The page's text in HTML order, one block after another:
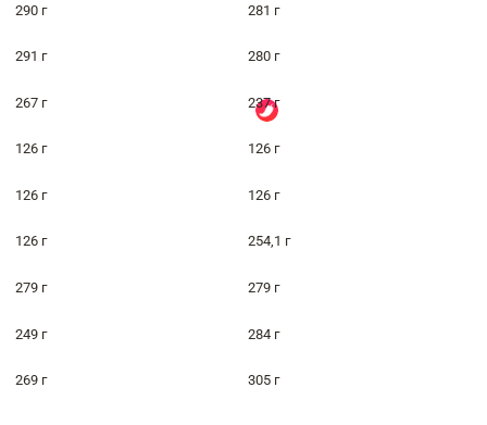
290 г 281 г
291 г 280 г
267 г 237 г
126 г 126 г
126 г 126 г
126 г 254,1 г
279 г 279 г
249 г 284 г
269 г 305 г